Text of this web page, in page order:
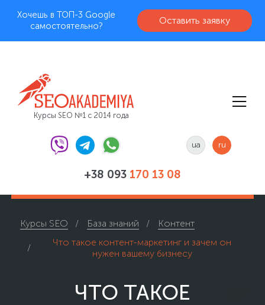
Хочешь в ТОП-3 Google
самостоятельно?
Оставить заявку
Курсы SEO №1 с 2014 года
+38 093 170 13 08
ua ru
Курсы SEO База знаний
Контент
Что такое контент-маркетинг и зачем он
нужен вашему бизнесу
ЧТО ТАКОЕ